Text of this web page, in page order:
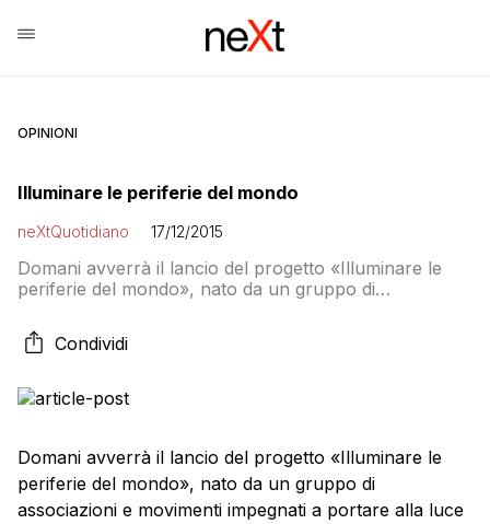
OPINIONI
Illuminare le periferie del mondo
neXtQuotidiano 17/12/2015
Domani avverrà il lancio del progetto «Illuminare le
periferie del mondo», nato da un gruppo di
fatti, vicende, storie che troppo spesso vengono
ignorate dall’informazione mainstream: Da questa
movimenti e coordinamenti è partita l’idea di dare vita
ad una “rete delle reti” […]
Condividi
Domani avverrà il lancio del progetto «Illuminare le
periferie del mondo», nato da un gruppo di
associazioni e movimenti impegnati a portare alla luce